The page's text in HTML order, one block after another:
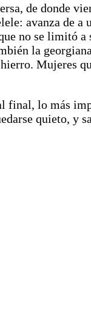
de donde
avanza de a
no se limitó
la
Mujeres
final, lo más
quieto, y